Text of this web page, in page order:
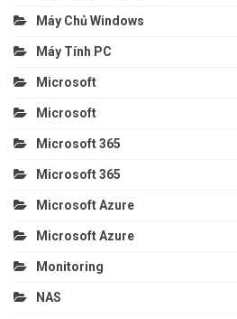
Máy Chủ Windows
Máy Tính PC
Microsoft
Microsoft
Microsoft 365
Microsoft 365
Microsoft Azure
Microsoft Azure
Monitoring
NAS